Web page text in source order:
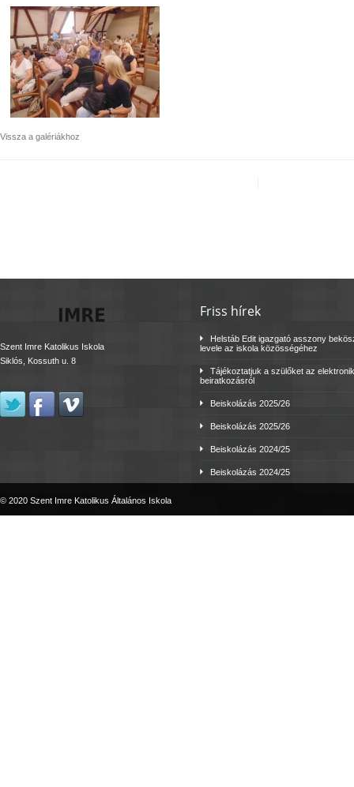
Vissza a galériákhoz
Szent Imre Katolikus Iskola
Siklós, Kossuth u. 8
Friss hírek
Helstáb Edit igazgató asszony
levele az iskola közösségéhez
Tájékoztatjuk a szülőket az
beiratkozásról
Beiskolázás 2025/26
Beiskolázás 2025/26
Beiskolázás 2024/25
Beiskolázás 2024/25
© 2020 Szent Imre Katolikus Általános Iskola